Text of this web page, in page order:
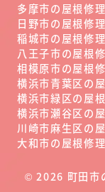
多摩市の屋根修
日野市の屋根修
稲城市の屋根修
八王子市の屋根
相模原市の屋根
横浜市青葉区の
横浜市緑区の屋
横浜市瀬谷区の
川崎市麻生区の
大和市の屋根修
©2026 町田市